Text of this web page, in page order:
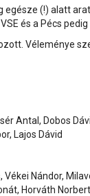
(!) alatt
és a Pécs
Véleménye
Antal, Dobos
Lajos Dávid
Nándor,
Horváth